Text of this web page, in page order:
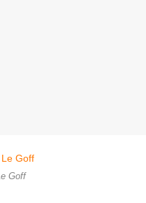
Goff